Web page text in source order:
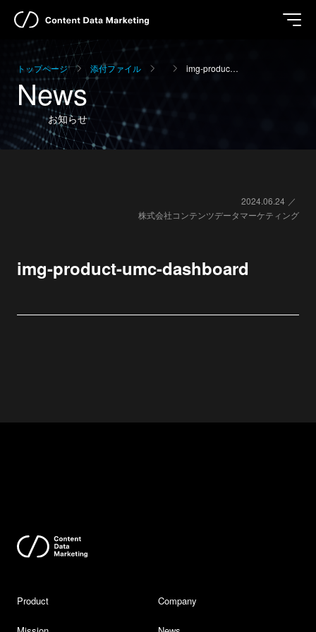
トップページ 添付ファイル img-produc…
News
お知らせ
2024.06.24
株式会社コンテンツデータマーケティング
img-product-umc-dashboard
Product Company